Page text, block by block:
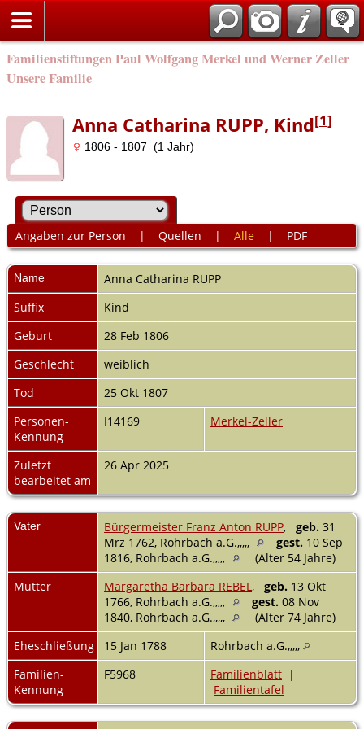
Familienstiftungen Paul Wolfgang Merkel und Werner Zeller
Unsere Familie
Anna Catharina RUPP, Kind[1]
1806 - 1807 (1 Jahr)
Angaben zur Person | Quellen | Alle | PDF
Name Anna Catharina RUPP
Suffix
Kind
Geburt
28 Feb 1806
Geschlecht
weiblich
Tod
25 Okt 1807
Personen-
Kennung
I14169 Merkel-Zeller
Zuletzt
bearbeitet am
26 Apr 2025
Vater Bürgermeister Franz Anton RUPP, geb. 31
Mrz 1762, Rohrbach a.G.,,,,,
gest. 10 Sep
1816, Rohrbach a.G.,,,,,
(Alter 54 Jahre)
Mutter
Margaretha Barbara REBEL , geb. 13 Okt
1766, Rohrbach a.G.,,,,,
gest. 08 Nov
1840, Rohrbach a.G.,,,,,
(Alter 74 Jahre)
Eheschließung
15 Jan 1788
Rohrbach a.G.,,,,,
Familien-
Kennung
F5968 Familienblatt |
Familientafel